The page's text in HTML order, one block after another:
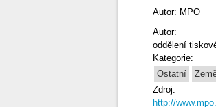
Autor: MPO
Autor:
oddělení
Kategorie:
Ostatní
Zdroj:
http://